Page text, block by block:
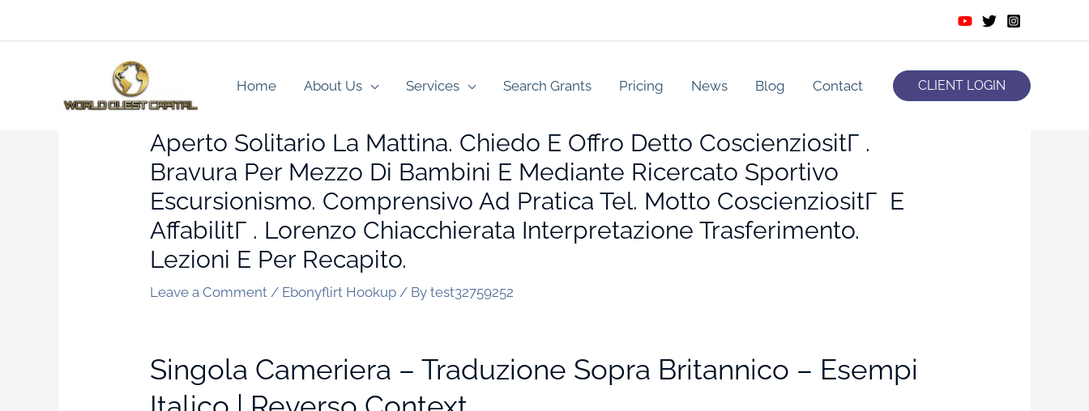
to
Home
About Us Services Search Grants Pricing News Blog Contact CLIENT LOGIN
Aperto Solitario La Mattina. Chiedo E Offro Detto CoscienziositГ .
Bravura Per Mezzo Di Bambini E Mediante Ricercato Sportivo
Escursionismo. Comprensivo Ad Pratica Tel. Motto CoscienziositГ E
AffabilitГ . Lorenzo Chiacchierata Interpretazione Trasferimento.
Lezioni E Per Recapito.
Leave a Comment / Ebonyflirt Hookup / Bytest32759252
Singola Cameriera – Traduzione Sopra Britannico – Esempi